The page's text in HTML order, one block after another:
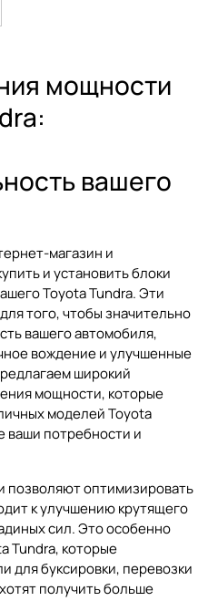
мощности
вашего
магазин и
и установить блоки
Toyota Tundra. Эти
того, чтобы значительно
вашего автомобиля,
вождение и улучшенные
широкий
мощности, которые
моделей Toyota
ваши потребности и
позволяют оптимизировать
к улучшению крутящего
сил. Это особенно
Tundra, которые
для буксировки, перевозки
получить больше